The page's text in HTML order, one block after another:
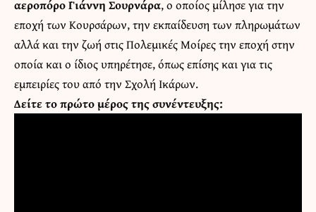
αεροπόρο Γιάννη Σουρνάρα, ο οποίος μίλησε για την
εποχή των Κουρσάρων, την εκπαίδευση των πληρωμάτων
αλλά και την ζωή στις Πολεμικές Μοίρες την εποχή στην
οποία και ο ίδιος υπηρέτησε, όπως επίσης και για τις
εμπειρίες του από την Σχολή Ικάρων.
Δείτε το πρώτο μέρος της συνέντευξης: